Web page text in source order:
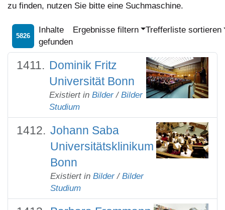
zu finden, nutzen Sie bitte eine Suchmaschine.
5826
Inhalte
gefunden
Ergebnisse filtern Trefferliste sortieren
Dominik Fritz
Universität Bonn
Existiert in Bilder / Bilder
Studium
Johann Saba
Universitätsklinikum
Bonn
Existiert in Bilder / Bilder
Studium